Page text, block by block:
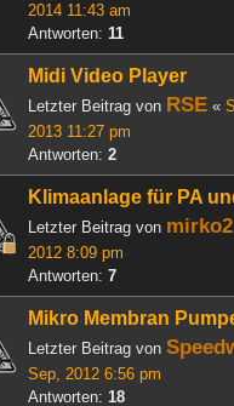
2014 11:43 am
Antworten: 11
Midi Video Player
Letzter Beitrag von RSE «
2013 11:27 pm
Antworten: 2
Klimaanlage für PA
Letzter Beitrag von mirko2
2012 8:09 pm
Antworten: 7
Mikro Membran
Letzter Beitrag von
Sep, 2012 6:56 pm
Antworten: 18